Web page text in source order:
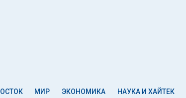
МИР ЭКОНОМИКА НАУКА И ХАЙТЕК